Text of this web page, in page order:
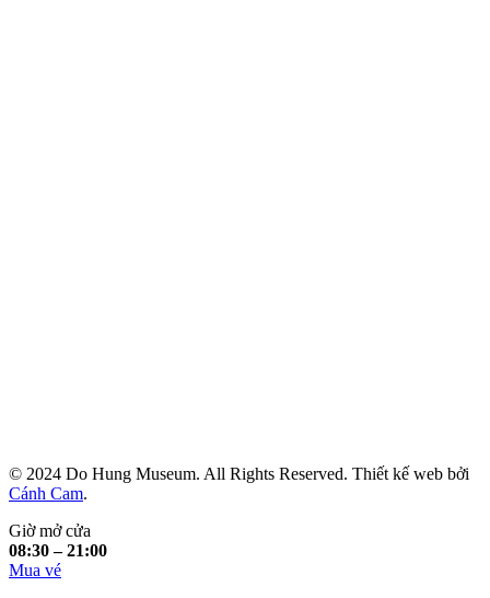
© 2024 Do Hung Museum. All Rights Reserved. Thiết kế web bởi
Cánh Cam.
Giờ mở cửa
08:30 – 21:00
Mua vé